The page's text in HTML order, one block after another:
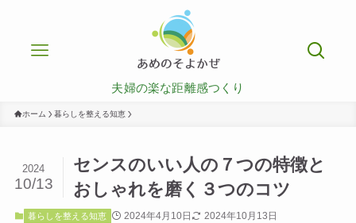
夫婦の楽な距離感つくり
ホーム 暮らしを整える知恵
センスのいい人の７つの特徴と
おしゃれを磨く３つのコツ
2024
10/13
暮らしを整える知恵 2024年4月10日 2024年10月13日